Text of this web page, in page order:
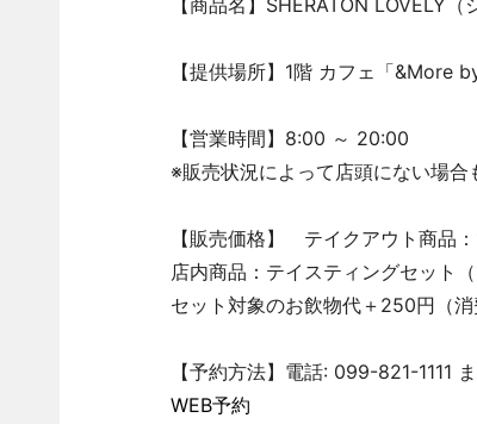
【商品名】SHERATON LOVELY（
【提供場所】1階 カフェ「
【営業時間】8:00 ～ 20:00
※販売状況によって店頭にない場合
【販売価格】 テイクアウト商品
店内商品：テイスティングセット
セット対象のお飲物代＋250円（消
【予約方法】電話: 099-821-1111
WEB予約